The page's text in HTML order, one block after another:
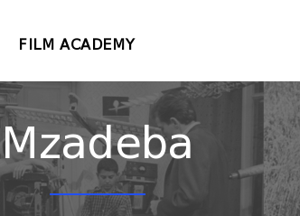
FILM ACADEMY
Mzadeba